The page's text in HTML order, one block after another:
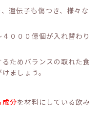
遺伝子も傷つき、様々な
０００億個が入れ替わり
ためバランスの取れた食
ましょう。
成分を材料にしている飲み